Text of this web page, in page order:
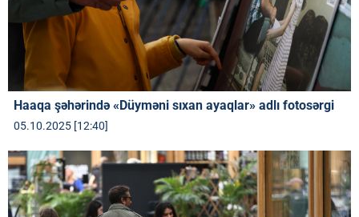
Haaqa şəhərində «Düyməni sıxan ayaqlar» adlı fotosərgi
05.10.2025 [12:40]